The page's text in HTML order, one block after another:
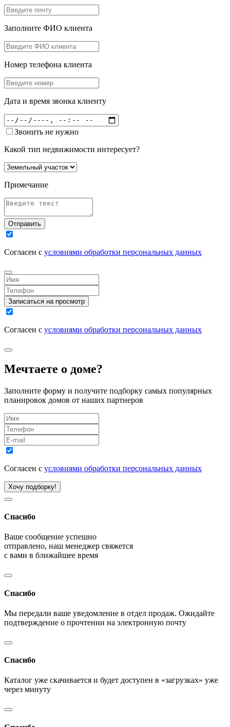
Заполните ФИО клиента
Номер телефона клиента
Дата и время звонка клиенту
Звонить не нужно
Какой тип недвижимости интересует?
Примечание
Отправить
Согласен с условиями обработки персональных данных
Записаться на просмотр
Согласен с условиями обработки персональных данных
Мечтаете о доме?
Заполните форму и получите подборку самых популярных
планировок домов от наших партнеров
Согласен с условиями обработки персональных данных
Хочу подборку!
Спасибо
Ваше сообщение успешно
отправлено, наш менеджер свяжется
с вами в ближайшее время
Спасибо
Мы передали ваше уведомление в отдел продаж. Ожидайте
подтверждение о прочтении на электронную почту
Спасибо
Каталог уже скачивается и будет доступен в «загрузках» уже
через минуту